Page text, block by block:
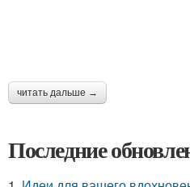
читать дальше →
Последние